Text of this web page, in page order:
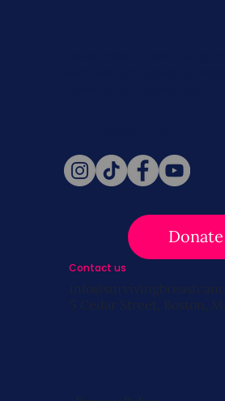
Donate
Contact us
5 Cedar Street, Boston,